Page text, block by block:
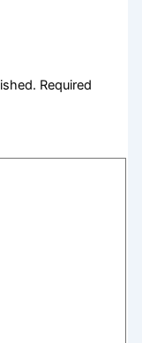
Required